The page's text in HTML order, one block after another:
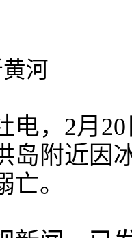
河
电，2月
岛附近因
亡。